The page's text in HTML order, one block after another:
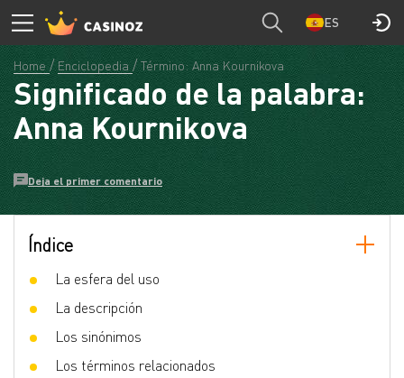
ES
Home Enciclopedia Término: Anna Kournikova
Significado de la palabra:
Anna Kournikova
Deja el primer comentario
Índice
La esfera del uso
La descripción
Los sinónimos
Los términos relacionados